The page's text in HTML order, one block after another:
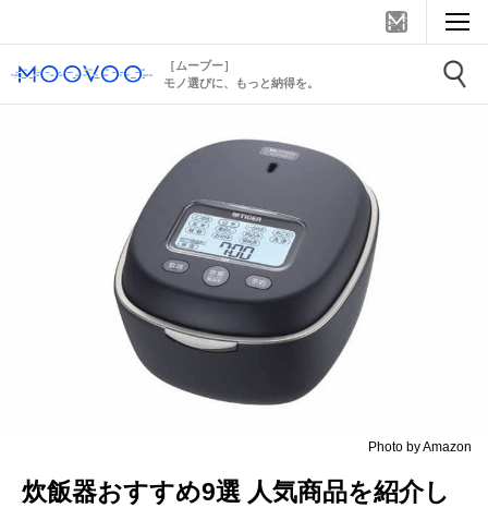
［ムーブー］
モノ選びに、もっと納得を。
Photo by Amazon
炊飯器おすすめ9選 人気商品を紹介し